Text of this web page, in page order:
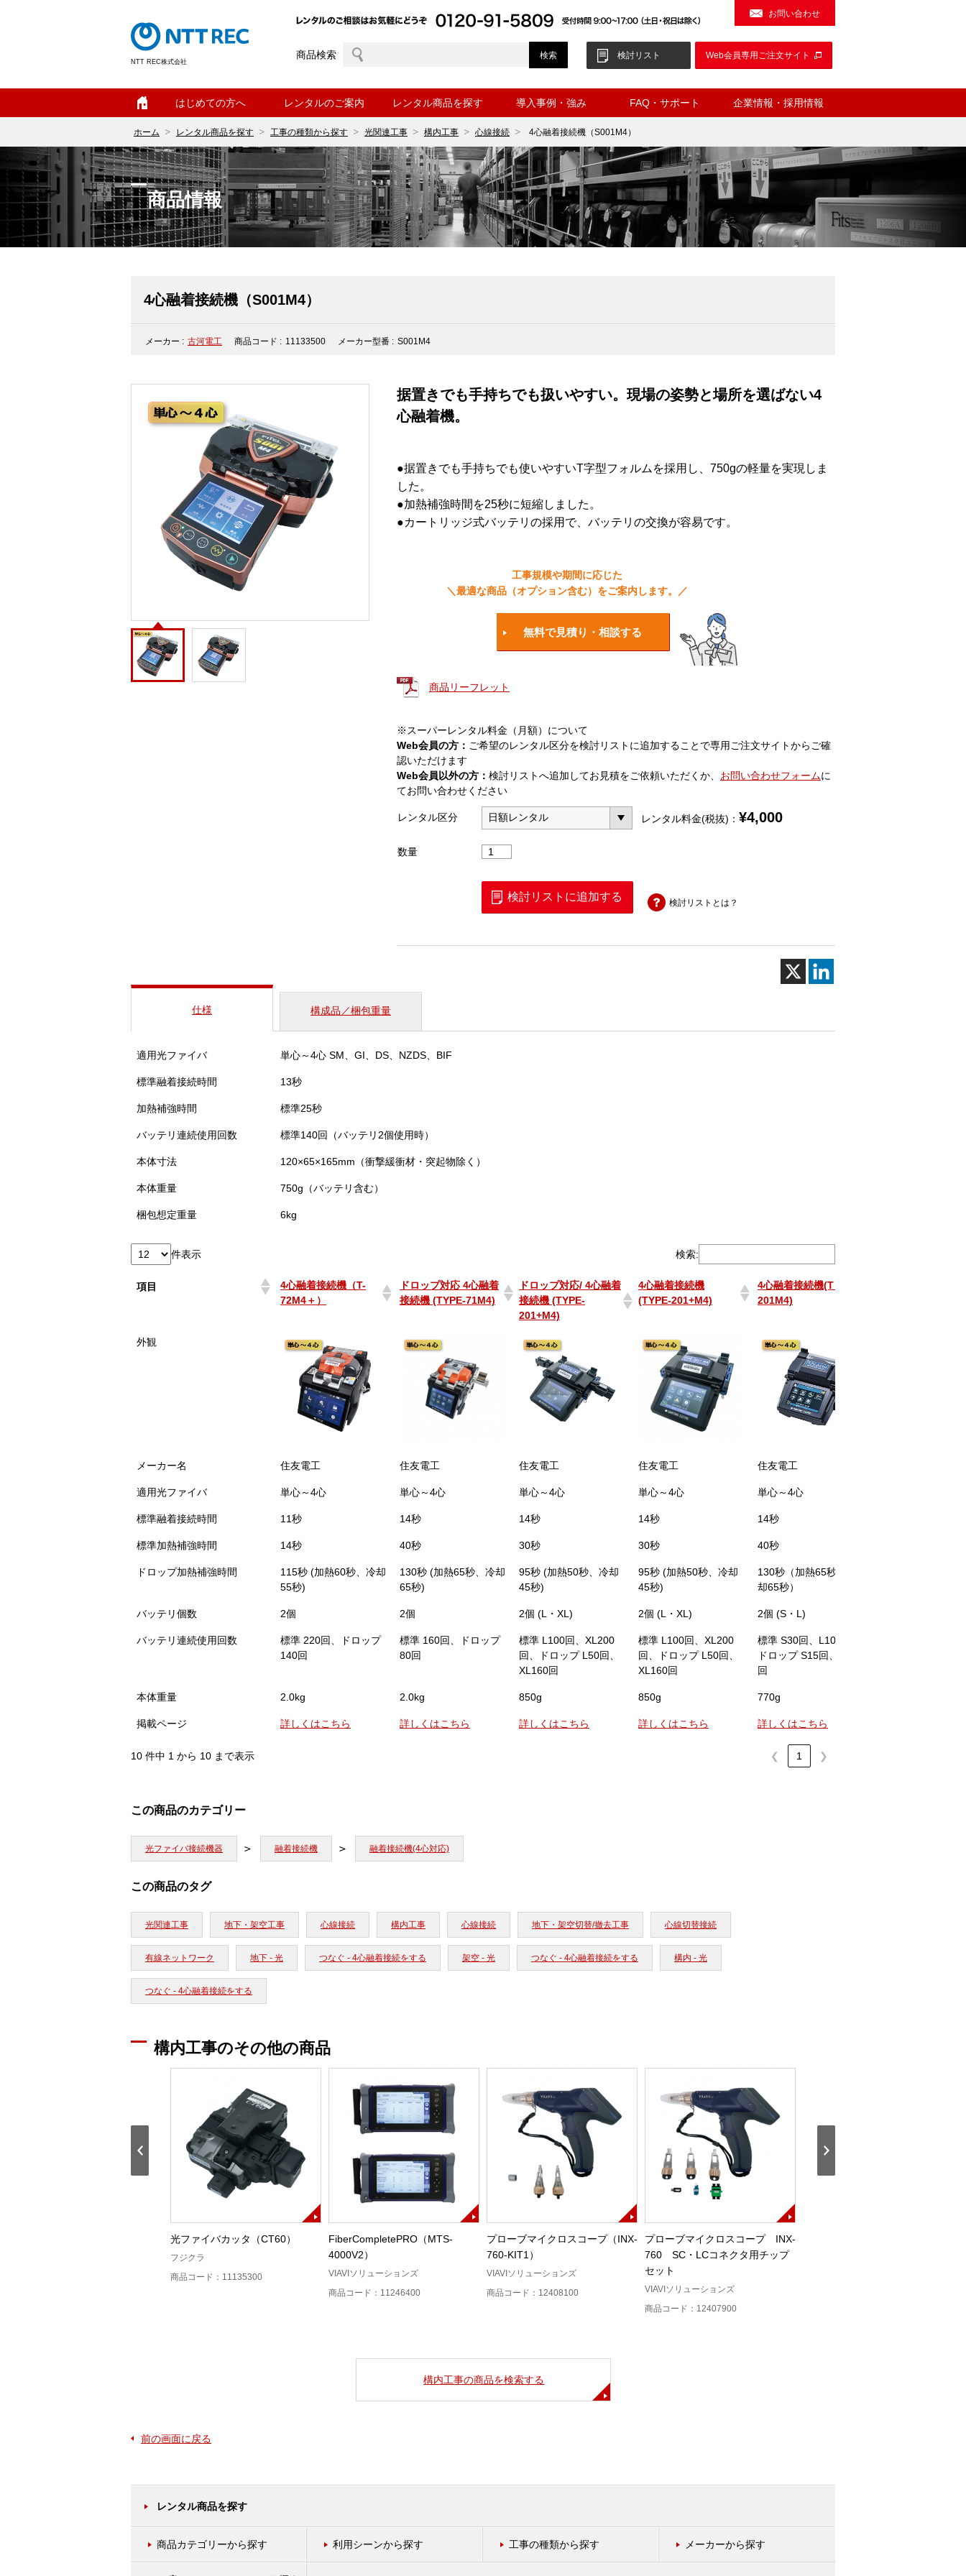
NTT REC株式会社
お問い合わせ
商品検索 検討リスト Web会員専用ご注文サイト
はじめての方へ レンタルのご案内 レンタル商品を探す 導入事例・強み FAQ・サポート 企業情報・採用情報
ホーム レンタル商品を探す 工事の種類から探す 光関連工事 構内工事 心線接続 4心融着接続機（S001M4）
商品情報
4心融着接続機（S001M4）
メーカー : 古河電工 商品コード : 11133500 メーカー型番 : S001M4
据置きでも手持ちでも扱いやすい。現場の姿勢と場所を選ばない4
心融着機。
●据置きでも手持ちでも使いやすいT字型フォルムを採用し、750gの軽量を実現しま
した。
●加熱補強時間を25秒に短縮しました。
●カートリッジ式バッテリの採用で、バッテリの交換が容易です。
工事規模や期間に応じた
＼最適な商品（オプション含む）をご案内します。／
無料で見積り・相談する
商品リーフレット
※スーパーレンタル料金（月額）について
Web会員の方： ご希望のレンタル区分を検討リストに追加することで専用ご注文サイトからご確
認いただけます
Web会員以外の方： 検討リストへ追加してお見積をご依頼いただくか、 お問い合わせフォームに
てお問い合わせください
レンタル区分 レンタル料金(税抜)： ¥4,000
数量
融
接
検討リストに追加する 検討リストとは？
仕様 構成品／梱包重量
適用光ファイバ 単心～4心 SM、GI、DS、NZDS、BIF
標準融着接続時間 13秒
加熱補強時間 標準25秒
バッテリ連続使用回数 標準140回（バッテリ2個使用時）
本体寸法 120×65×165mm（衝撃緩衝材・突起物除く）
本体重量 750g（バッテリ含む）
梱包想定重量 6kg
件表示 検索:
項目
4心融着接続機（T-
72M4＋）
ドロップ対応 4心融着
接続機 (TYPE-71M4)
ドロップ対応/ 4心融着
接続機 (TYPE-
201+M4)
4心融着接続機
(TYPE-201+M4)
4心融着接続機(T－
201M4)
項目
72M4＋）
接続機 (TYPE-71M4)
接続機 (TYPE-
201+M4)
(TYPE-201+M4)
201M4)
外観
メーカー名 住友電工 住友電工 住友電工 住友電工 住友電工
適用光ファイバ 単心～4心 単心～4心 単心～4心 単心～4心 単心～4心
標準融着接続時間 11秒 14秒 14秒 14秒 14秒
標準加熱補強時間 14秒 40秒 30秒 30秒 40秒
ドロップ加熱補強時間
115秒 (加熱60秒、冷却
55秒)
130秒 (加熱65秒、冷却
65秒)
95秒 (加熱50秒、冷却
45秒)
95秒 (加熱50秒、冷却
45秒)
130秒（加熱65秒、冷
却65秒）
バッテリ個数 2個 2個 2個 (L・XL) 2個 (L・XL) 2個 (S・L)
バッテリ連続使用回数
標準 220回、ドロップ
140回
標準 160回、ドロップ
80回
標準 L100回、XL200
回、ドロップ L50回、
XL160回
標準 L100回、XL200
回、ドロップ L50回、
XL160回
標準 S30回、L100回、
ドロップ S15回、L50
回
本体重量 2.0kg 2.0kg 850g 850g 770g
掲載ページ 詳しくはこちら 詳しくはこちら 詳しくはこちら 詳しくはこちら 詳しくはこちら
10 件中 1 から 10 まで表示 ❮ 1 ❯
この商品のカテゴリー
光ファイバ接続機器 融着接続機 融着接続機(4心対応)
この商品のタグ
光関連工事 地下・架空工事 心線接続 構内工事 心線接続 地下・架空切替/撤去工事 心線切替接続
有線ネットワーク 地下 - 光 つなぐ - 4心融着接続をする 架空 - 光 つなぐ - 4心融着接続をする 構内 - 光
つなぐ - 4心融着接続をする
構内工事のその他の商品
光ファイバカッタ（CT60）
フジクラ
商品コード：11135300
FiberCompletePRO（MTS-
4000V2）
VIAVIソリューションズ
商品コード：11246400
プローブマイクロスコープ（INX-
760-KIT1）
VIAVIソリューションズ
商品コード：12408100
プローブマイクロスコープ INX-
760 SC・LCコネクタ用チップ
セット
VIAVIソリューションズ
商品コード：12407900
構内工事の商品を検索する
前の画面に戻る
レンタル商品を探す
商品カテゴリーから探す 利用シーンから探す 工事の種類から探す メーカーから探す